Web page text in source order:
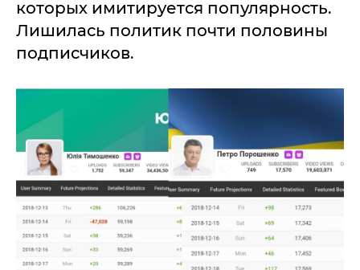
которых имитируется популярность.
Лишилась политик почти половины
подписчиков.